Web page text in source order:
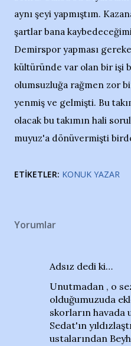
aynı şeyi yapmıştım.
şartlar bana
Demirspor yapması
kültüründe var olan bir işi
olumsuzluğa rağmen zor
yenmiş ve gelmişti. Bu
olacak bu takımın hali
muyuz'a dönüvermişti
ETIKETLER: KONUK YAZAR
Yorumlar
Adsız dedi ki…
Unutmadan , o
olduğumuzuda
skorların havada
Sedat'ın
ustalarından